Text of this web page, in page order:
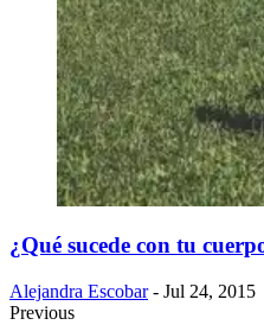
​¿Qué sucede con tu
Alejandra Escobar - Jul 24, 2015
Previous